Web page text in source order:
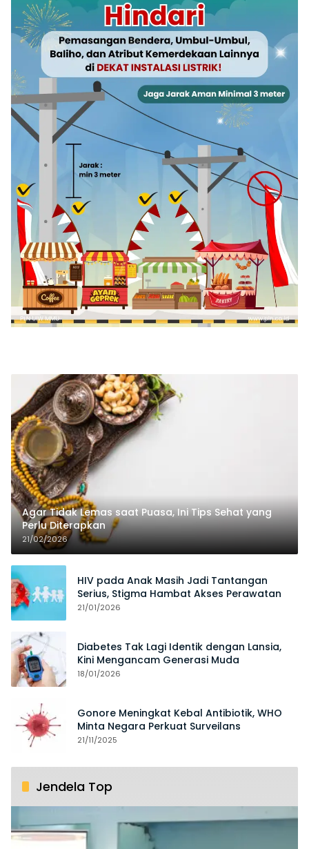
Agar Tidak Lemas saat Puasa, Ini Tips Sehat yang
Perlu Diterapkan
21/02/2026
HIV pada Anak Masih Jadi Tantangan
Serius, Stigma Hambat Akses Perawatan
21/01/2026
Diabetes Tak Lagi Identik dengan Lansia,
Kini Mengancam Generasi Muda
18/01/2026
Gonore Meningkat Kebal Antibiotik, WHO
Minta Negara Perkuat Surveilans
21/11/2025
Jendela Top